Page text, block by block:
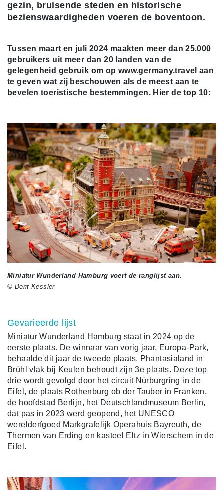
gezin, bruisende steden en historische
bezienswaardigheden voeren de boventoon.
Tussen maart en juli 2024 maakten meer dan 25.000
gebruikers uit meer dan 20 landen van de
gelegenheid gebruik om op www.germany.travel aan
te geven wat zij beschouwen als de meest aan te
bevelen toeristische bestemmingen. Hier de top 10:
Miniatur Wunderland Hamburg voert de ranglijst aan.
© Berit Kessler
Gevarieerde lijst
Miniatur Wunderland Hamburg staat in 2024 op de
eerste plaats. De winnaar van vorig jaar, Europa-Park,
behaalde dit jaar de tweede plaats. Phantasialand in
Brühl vlak bij Keulen behoudt zijn 3e plaats. Deze top
drie wordt gevolgd door het circuit Nürburgring in de
Eifel, de plaats Rothenburg ob der Tauber in Franken,
de hoofdstad Berlijn, het Deutschlandmuseum Berlin,
dat pas in 2023 werd geopend, het UNESCO
werelderfgoed Markgrafelijk Operahuis Bayreuth, de
Thermen van Erding en kasteel Eltz in Wierschem in de
Eifel.